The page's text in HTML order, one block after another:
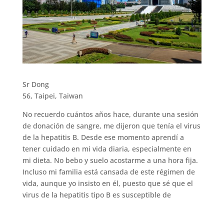
Sr Dong
56, Taipei, Taiwan
No recuerdo cuántos años hace, durante una sesión
de donación de sangre, me dijeron que tenía el virus
de la hepatitis B. Desde ese momento aprendí a
tener cuidado en mi vida diaria, especialmente en
mi dieta. No bebo y suelo acostarme a una hora fija.
Incluso mi familia está cansada de este régimen de
vida, aunque yo insisto en él, puesto que sé que el
virus de la hepatitis tipo B es susceptible de